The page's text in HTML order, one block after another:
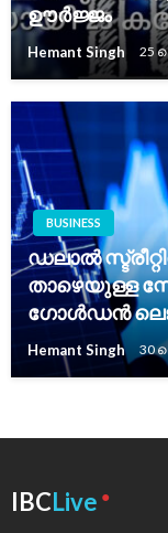
ഊർജ്ജം
Hemant Singh 25
BUSINESS
ഡലാൽ
താഴെയുള്ള
ഗോൾഡൻ
Hemant Singh 30
IBCLive ●